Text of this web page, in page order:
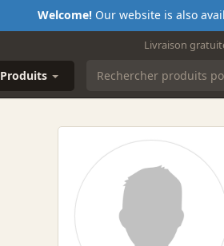
Welcome!Our website is also
Livraison
Produits